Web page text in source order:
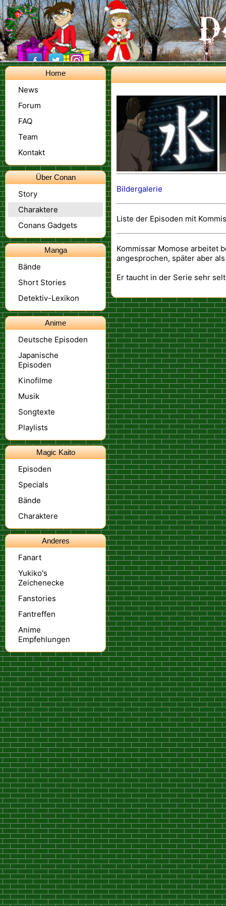
Home
News
Forum
FAQ
Team
Kontakt
Über Conan
Story
Charaktere
Conans Gadgets
Manga
Bände
Short Stories
Detektiv-Lexikon
Anime
Deutsche Episoden
Japanische
Episoden
Kinofilme
Musik
Songtexte
Playlists
Magic Kaito
Episoden
Specials
Bände
Charaktere
Anderes
Fanart
Yukiko's
Zeichenecke
Fanstories
Fantreffen
Anime
Empfehlungen
Bildergalerie
Liste der Episoden mit
Kommissar Momose arbeitet
angesprochen, später aber
Er taucht in der Serie sehr